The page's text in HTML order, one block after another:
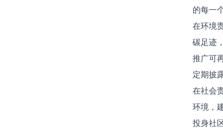
的每一
在环境
碳足迹
推广可
定期披
在社会
环境，
投身社